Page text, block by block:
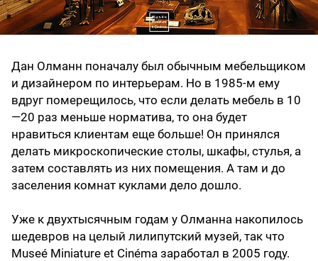
Дан Олманн поначалу был обычным мебельщиком
и дизайнером по интерьерам. Но в 1985-м ему
вдруг померещилось, что если делать мебель в 10
—20 раз меньше норматива, то она будет
нравиться клиентам еще больше! Он принялся
делать микроскопические столы, шкафы, стулья, а
затем составлять из них помещения. А там и до
заселения комнат куклами дело дошло.
Уже к двухтысячным годам у Олманна накопилось
шедевров на целый лилипутский музей, так что
Museé Miniature et Cinéma заработал в 2005 году.